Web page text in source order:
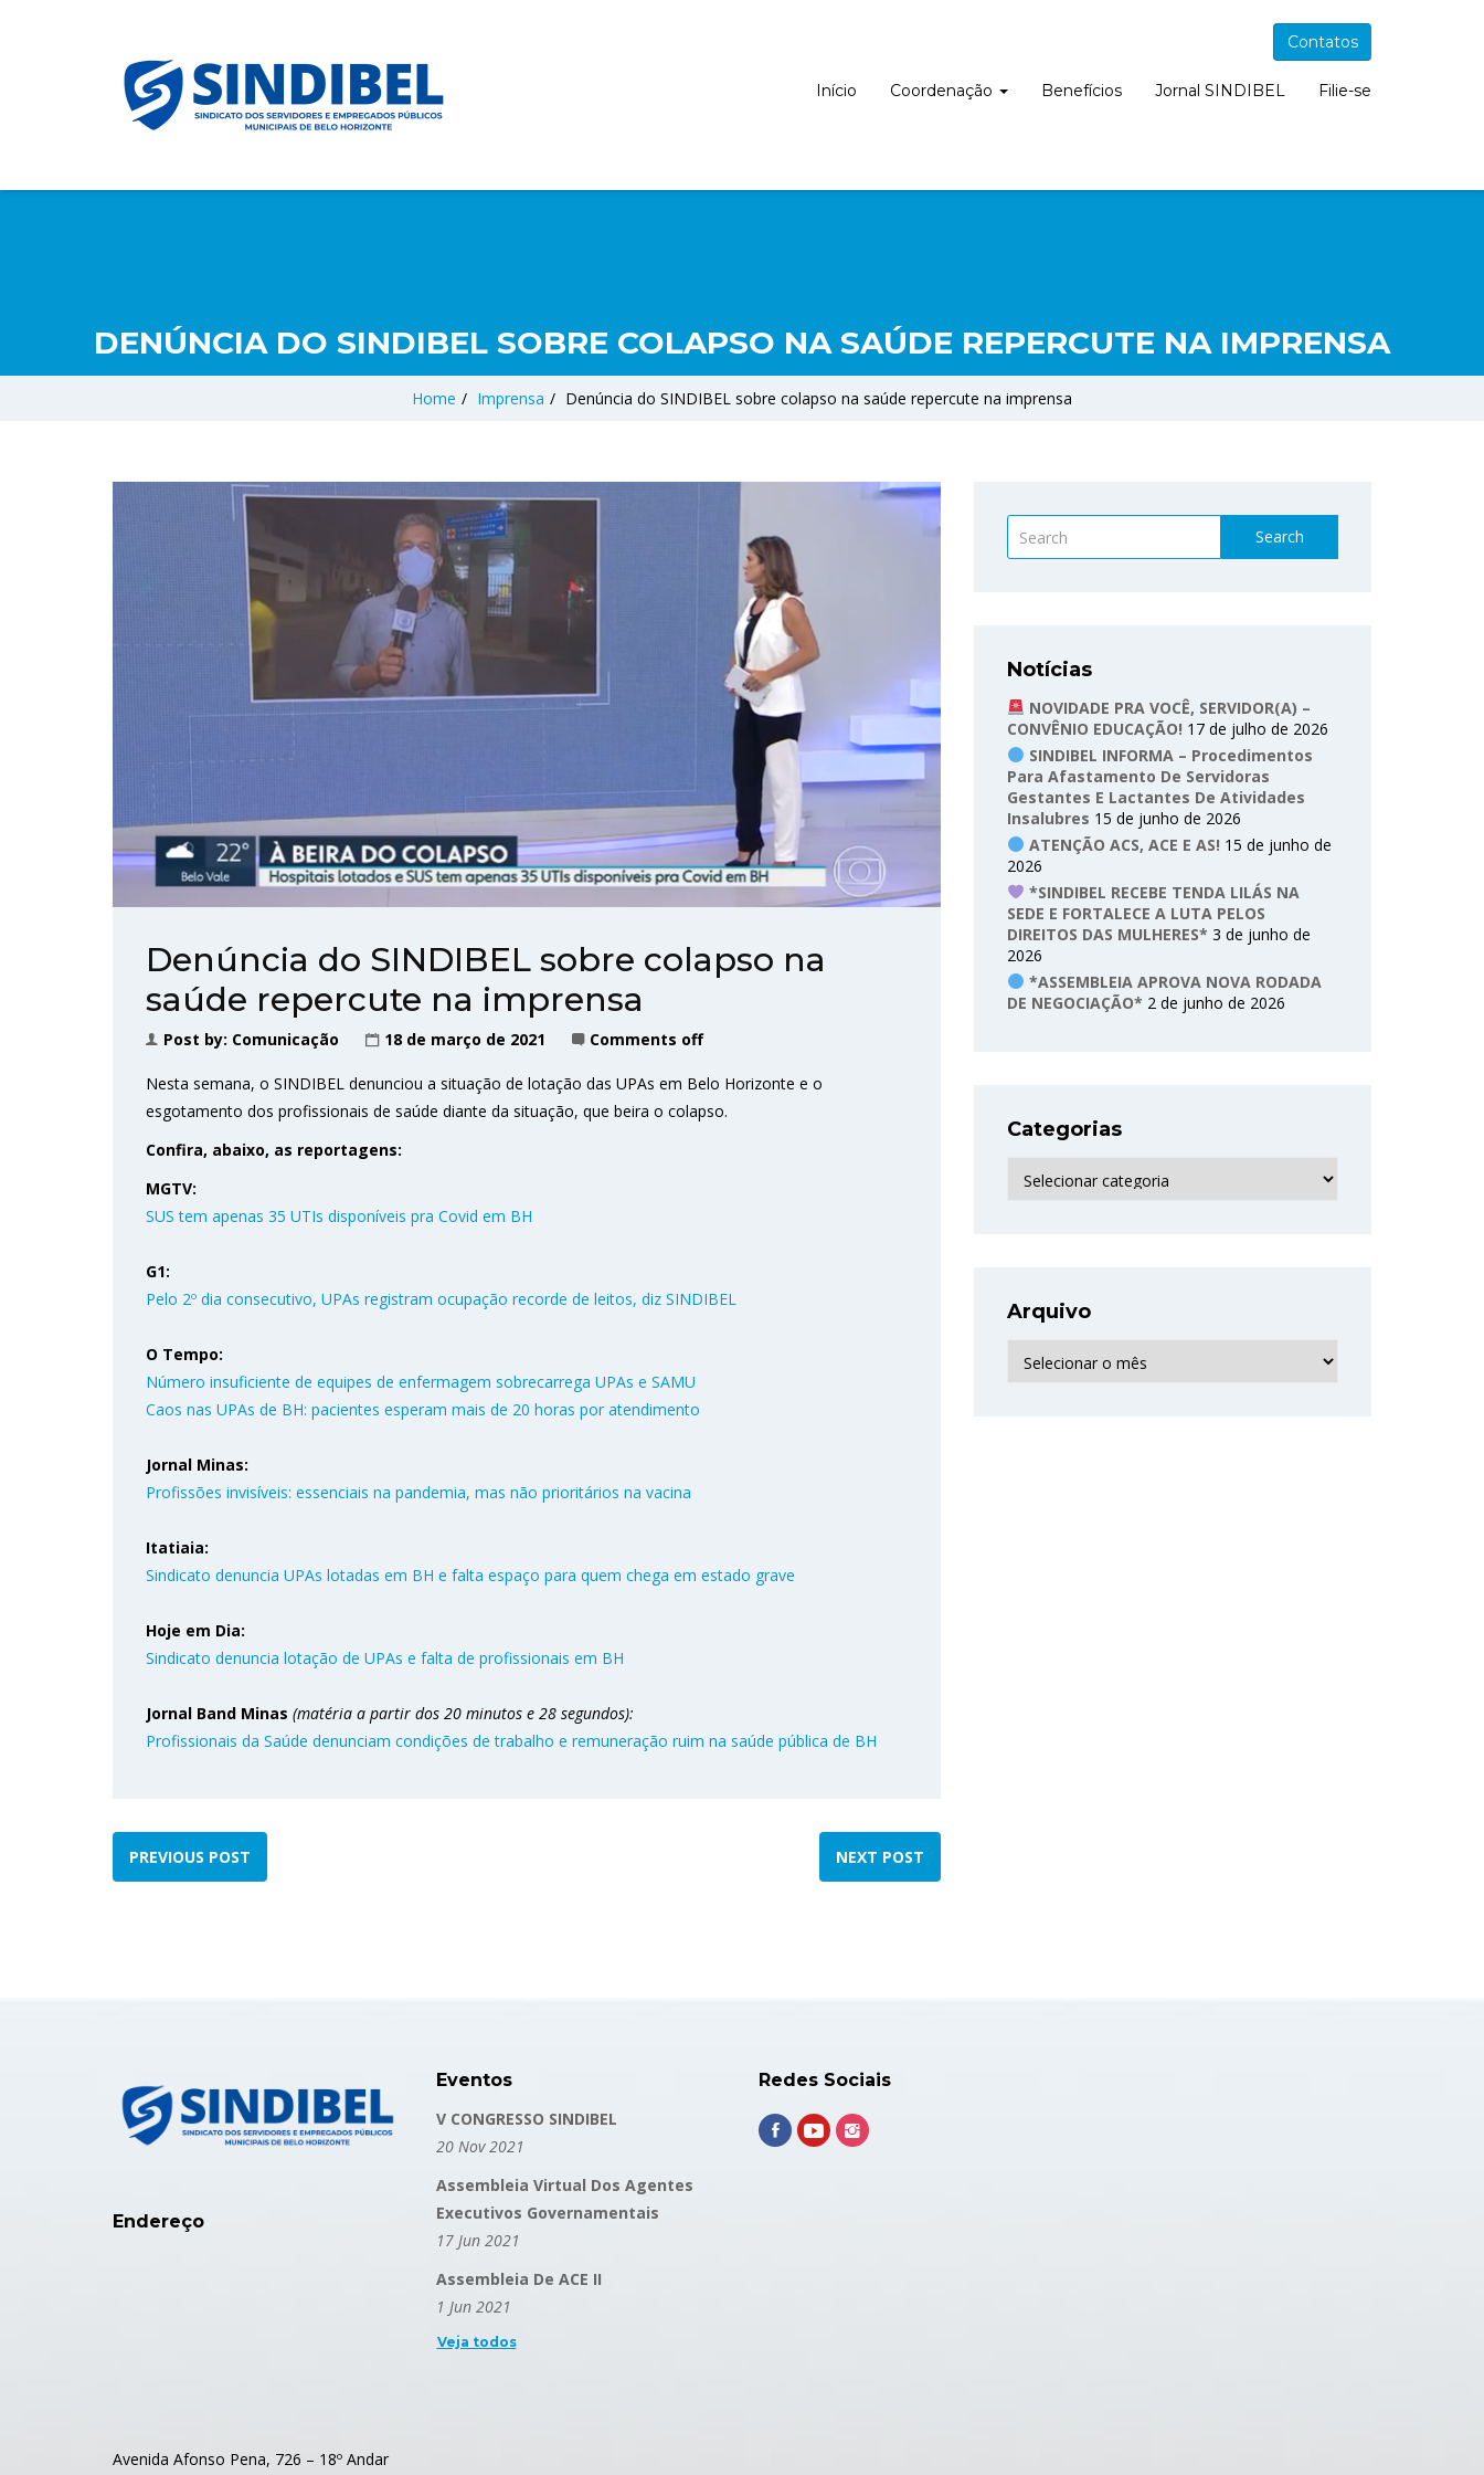
Contatos
Início Coordenação Benefícios Jornal SINDIBEL Filie-se
DENÚNCIA DO SINDIBEL SOBRE COLAPSO NA SAÚDE REPERCUTE NA IMPRENSA
Home / Imprensa / Denúncia do SINDIBEL sobre colapso na saúde repercute na imprensa
Denúncia do SINDIBEL sobre colapso na
saúde repercute na imprensa
Post by: Comunicação 18 de março de 2021 Comments off
Nesta semana, o SINDIBEL denunciou a situação de lotação das UPAs em Belo Horizonte e o
esgotamento dos profissionais de saúde diante da situação, que beira o colapso.
Confira, abaixo, as reportagens:
MGTV:
SUS tem apenas 35 UTIs disponíveis pra Covid em BH
G1:
Pelo 2º dia consecutivo, UPAs registram ocupação recorde de leitos, diz SINDIBEL
O Tempo:
Número insuficiente de equipes de enfermagem sobrecarrega UPAs e SAMU
Caos nas UPAs de BH: pacientes esperam mais de 20 horas por atendimento
Jornal Minas:
Profissões invisíveis: essenciais na pandemia, mas não prioritários na vacina
Itatiaia:
Sindicato denuncia UPAs lotadas em BH e falta espaço para quem chega em estado grave
Hoje em Dia:
Sindicato denuncia lotação de UPAs e falta de profissionais em BH
Jornal Band Minas (matéria a partir dos 20 minutos e 28 segundos):
Profissionais da Saúde denunciam condições de trabalho e remuneração ruim na saúde pública de BH
PREVIOUS POST NEXT POST
Search
Notícias
NOVIDADE PRA VOCÊ, SERVIDOR(A) –
CONVÊNIO EDUCAÇÃO! 17 de julho de 2026
SINDIBEL INFORMA – Procedimentos
Para Afastamento De Servidoras
Gestantes E Lactantes De Atividades
Insalubres 15 de junho de 2026
ATENÇÃO ACS, ACE E AS! 15 de junho de
2026
*SINDIBEL RECEBE TENDA LILÁS NA
SEDE E FORTALECE A LUTA PELOS
DIREITOS DAS MULHERES* 3 de junho de
2026
*ASSEMBLEIA APROVA NOVA RODADA
DE NEGOCIAÇÃO* 2 de junho de 2026
Categorias
Categorias
Arquivo
Arquivo
Endereço
Avenida Afonso Pena, 726 – 18º Andar
Eventos
V CONGRESSO SINDIBEL
20 Nov 2021
Assembleia Virtual Dos Agentes
Executivos Governamentais
17 Jun 2021
Assembleia De ACE II
1 Jun 2021
Veja todos
Redes Sociais